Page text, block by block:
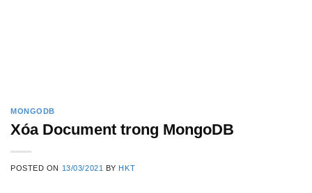
MONGODB
Xóa Document trong MongoDB
POSTED ON 13/03/2021 BY HKT